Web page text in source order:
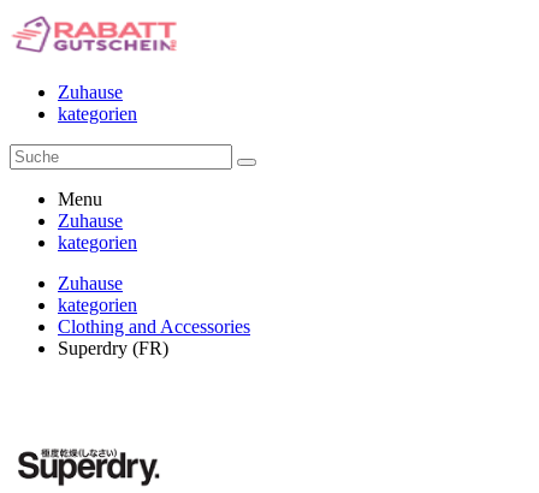
Zuhause
kategorien
Menu
Zuhause
kategorien
Zuhause
kategorien
Clothing and Accessories
Superdry (FR)